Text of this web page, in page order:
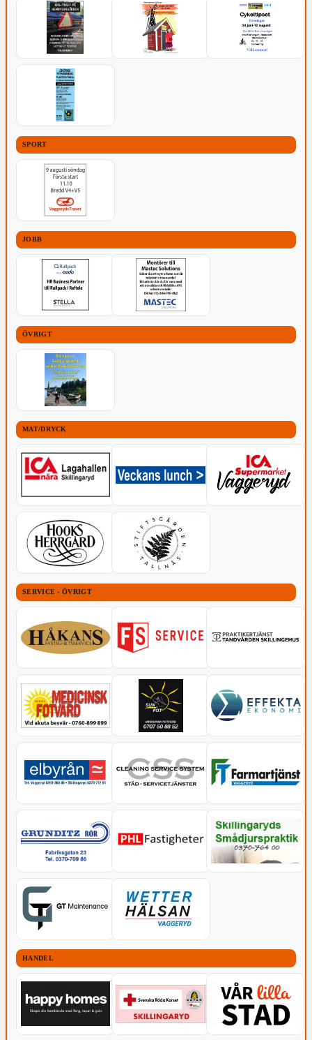
SPORT
JOBB
ÖVRIGT
MAT/DRYCK
SERVICE - ÖVRIGT
HANDEL